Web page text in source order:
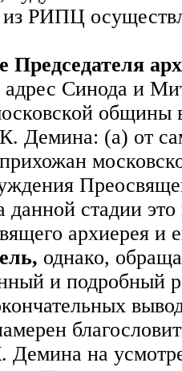
РИПЦ
Председателя
Синода и
общины
Демина: (а) от
данной стадии
архиерея и
однако,
и подробный
Демина на